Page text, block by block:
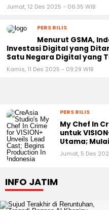
Jumat, 12 Des 2025 - 06:35 WIB
PERS RILIS
Menurut GSMA,
Investasi Digital yang
Satu Negara Digital yang
Kamis, 11 Des 2025 - 09:29 WIB
PERS RILIS
My Chef In
untuk
Utama;
Jumat, 5 Des
INFO JATIM